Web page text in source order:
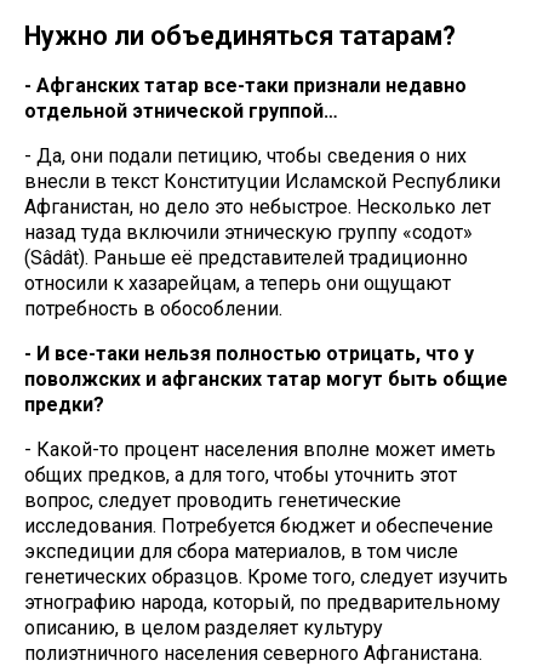
Нужно ли объединяться татарам?
- Афганских татар все-таки признали недавно
отдельной этнической группой…
- Да, они подали петицию, чтобы сведения о них
внесли в текст Конституции Исламской Республики
Афганистан, но дело это небыстрое. Несколько лет
назад туда включили этническую группу «содот»
(Sâdât). Раньше её представителей традиционно
относили к хазарейцам, а теперь они ощущают
потребность в обособлении.
- И все-таки нельзя полностью отрицать, что у
поволжских и афганских татар могут быть общие
предки?
- Какой-то процент населения вполне может иметь
общих предков, а для того, чтобы уточнить этот
вопрос, следует проводить генетические
исследования. Потребуется бюджет и обеспечение
экспедиции для сбора материалов, в том числе
генетических образцов. Кроме того, следует изучить
этнографию народа, который, по предварительному
описанию, в целом разделяет культуру
полиэтничного населения северного Афганистана.